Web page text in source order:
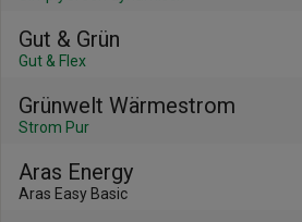
Gut & Grün
Gut & Flex
Grünwelt Wärmestrom
Strom Pur
Aras Energy
Aras Easy Basic